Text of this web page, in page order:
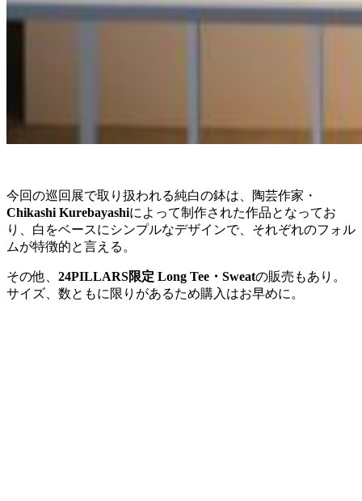
今回の巡回展で取り扱われる純白の鉢は、陶芸作家・
Chikashi Kurebayashiによって制作された作品となってお
り、白をベースにシンプルなデザインで、それぞれのフォル
ムが特徴的と言える。
その他、 24PILLARS限定 Long Tee・Sweatの販売もあり。
サイズ、数ともに限りがあるため購入はお早めに。